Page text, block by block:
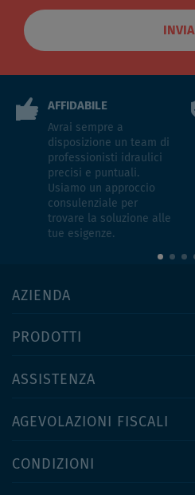
INVIA
AFFIDABILE
Avrai sempre a
disposizione un team di
professionisti idraulici
precisi e puntuali.
Usiamo un approccio
consulenziale per
trovare la soluzione alle
tue esigenze.
AZIENDA
PRODOTTI
ASSISTENZA
AGEVOLAZIONI FISCALI
CONDIZIONI